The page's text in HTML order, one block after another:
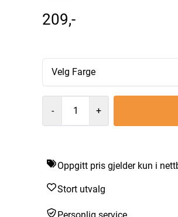
209,-
Velg Farge
- +
Oppgitt pris gjelder kun i
Stort utvalg